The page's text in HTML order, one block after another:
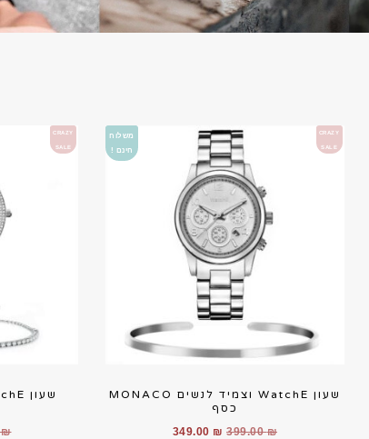
CRAZY
SALE
משלוח
חינם !
שעון WatchE וצמיד לנשים MONACO
כסף
399.00₪
המחיר
349.00 ₪
המחיר
CRAZY
SALE
₪